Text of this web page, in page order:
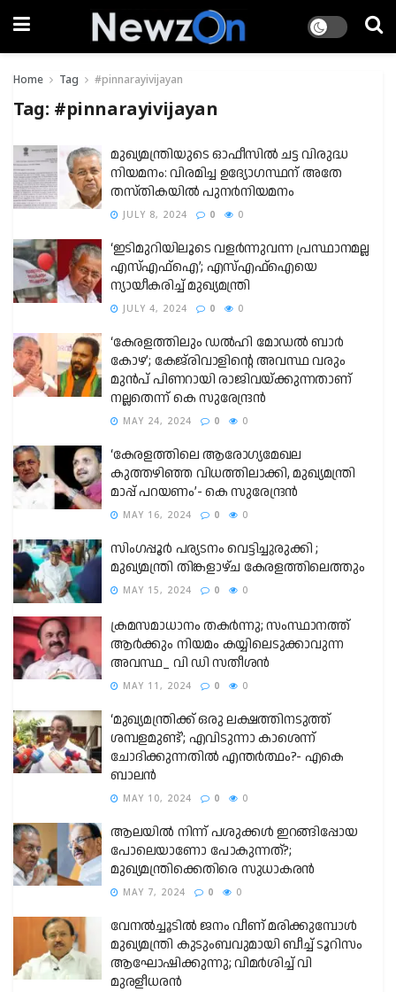
Home Tag #pinnarayivijayan
Tag: #pinnarayivijayan
മുഖ്യമന്ത്രിയുടെ ഓഫീസിൽ ചട്ട വിരുദ്ധ
നിയമനം: വിരമിച്ച ഉദ്യോഗസ്ഥന് അതേ
തസ്തികയിൽ പുനര്‍നിയമനം
JULY 8, 2024 0 0
‘ഇടിമുറിയിലൂടെ വളർന്നുവന്ന പ്രസ്ഥാനമല്ല
എസ്എഫ്ഐ’; എസ്എഫ്ഐയെ
ന്യായീകരിച്ച് മുഖ്യമന്ത്രി
JULY 4, 2024 0 0
‘കേരളത്തിലും ഡൽഹി മോഡൽ ബാർ
കോഴ’; കേജ്‍രിവാളിന്റെ അവസ്ഥ വരും
മുൻപ് പിണറായി രാജിവയ്ക്കുന്നതാണ്
നല്ലതെന്ന് കെ സുരേന്ദ്രൻ
MAY 24, 2024 0 0
‘കേരളത്തിലെ ആരോഗ്യമേഖല
കുത്തഴിഞ്ഞ വിധത്തിലാക്കി, മുഖ്യമന്ത്രി
മാപ്പ് പറയണം’- കെ സുരേന്ദ്രൻ
MAY 16, 2024 0 0
സിംഗപ്പൂര്‍ പര്യടനം വെട്ടിച്ചുരുക്കി ;
മുഖ്യമന്ത്രി തിങ്കളാഴ്ച കേരളത്തിലെത്തും
MAY 15, 2024 0 0
ക്രമസമാധാനം തകര്‍ന്നു; സംസ്ഥാനത്ത്
ആര്‍ക്കും നിയമം കയ്യിലെടുക്കാവുന്ന
അവസ്ഥ_ വി ഡി സതീശന്‍
MAY 11, 2024 0 0
‘മുഖ്യമന്ത്രിക്ക് ഒരു ലക്ഷത്തിനടുത്ത്
ശമ്പളമുണ്ട്’; എവിടുന്നാ കാശെന്ന്
ചോദിക്കുന്നതിൽ എന്തർത്ഥം?- എകെ
ബാലന്‍
MAY 10, 2024 0 0
ആലയില്‍ നിന്ന് പശുക്കള്‍ ഇറങ്ങിപ്പോയ
പോലെയാണോ പോകുന്നത്?;
മുഖ്യമന്ത്രിക്കെതിരെ സുധാകരന്‍
MAY 7, 2024 0 0
വേനല്‍ച്ചൂടില്‍ ജനം വീണ് മരിക്കുമ്പോള്‍
മുഖ്യമന്ത്രി കുടുംബവുമായി ബീച്ച് ടൂറിസം
ആഘോഷിക്കുന്നു; വിമർശിച്ച് വി
മുരളീധരൻ